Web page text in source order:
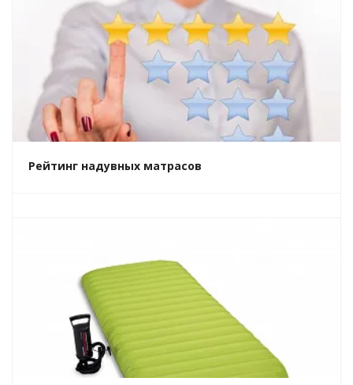
Рейтинг надувных матрасов